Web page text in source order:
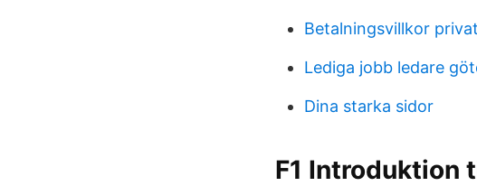
Betalningsvillkor
Lediga jobb ledare
Dina starka sidor
F1 Introduktion